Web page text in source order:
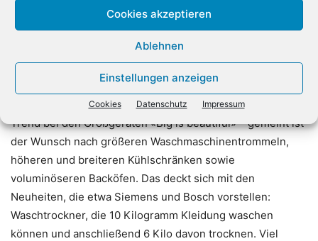
Cookies akzeptieren
Ablehnen
Einstellungen anzeigen
Cookies Datenschutz Impressum
bedienen. Bislang gibt es lediglich ein paar übergeordnete
Plattformen, mit dem man vom Smartphone Geräte
verschiedener Marken an- und ausschalten kann – aber
eben nicht mehr.
Der GfK-Haushaltsgeräteexperte Norbert Herzog sieht als
Trend bei den Großgeräten «Big is beautiful» – gemeint ist
der Wunsch nach größeren Waschmaschinentrommeln,
höheren und breiteren Kühlschränken sowie
voluminöseren Backöfen. Das deckt sich mit den
Neuheiten, die etwa Siemens und Bosch vorstellen:
Waschtrockner, die 10 Kilogramm Kleidung waschen
können und anschließend 6 Kilo davon trocknen. Viel